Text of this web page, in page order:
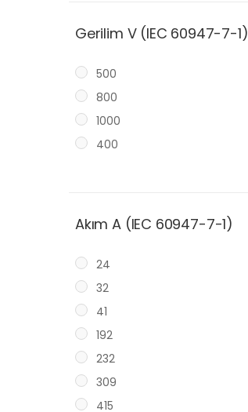
Gerilim V (IEC 60947-7-1)
500
800
1000
400
Akım A (IEC 60947-7-1)
24
32
41
192
232
309
415